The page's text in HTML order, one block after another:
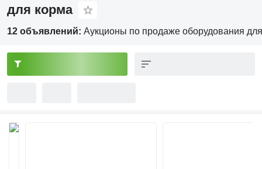
для корма
12 объявлений: Аукционы по продаже оборудования